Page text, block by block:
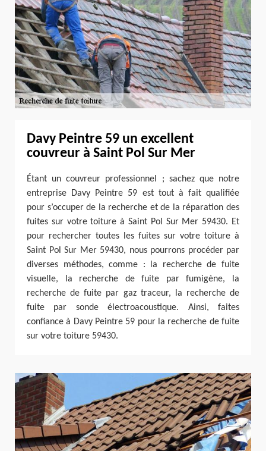
Davy Peintre 59 un excellent
couvreur à Saint Pol Sur Mer
Étant un couvreur professionnel ; sachez que notre
entreprise Davy Peintre 59 est tout à fait qualifiée
pour s’occuper de la recherche et de la réparation des
fuites sur votre toiture à Saint Pol Sur Mer 59430. Et
pour rechercher toutes les fuites sur votre toiture à
Saint Pol Sur Mer 59430, nous pourrons procéder par
diverses méthodes, comme : la recherche de fuite
visuelle, la recherche de fuite par fumigène, la
recherche de fuite par gaz traceur, la recherche de
fuite par sonde électroacoustique. Ainsi, faites
confiance à Davy Peintre 59 pour la recherche de fuite
sur votre toiture 59430.